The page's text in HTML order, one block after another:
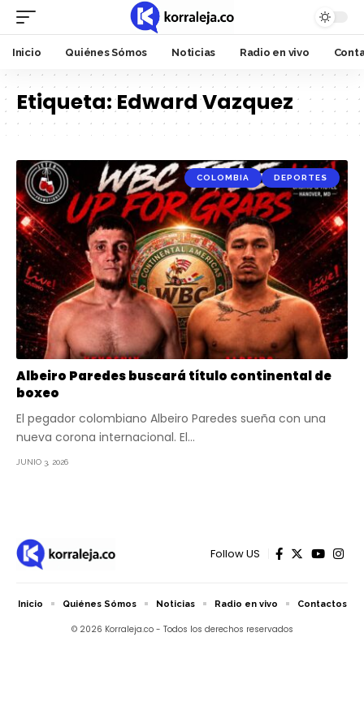
Inicio Quiénes Sómos Noticias Radio en vivo
Etiqueta:Edward Vazquez
COLOMBIA DEPORTES
Albeiro Paredes buscará título continental de
boxeo
El pegador colombiano Albeiro Paredes sueña con una
nueva corona internacional. El…
JUNIO 3, 2026
Follow US
© 2026 Korraleja.co - Todos los derechos reservados
Inicio Quiénes Sómos Noticias Radio en vivo Contactos